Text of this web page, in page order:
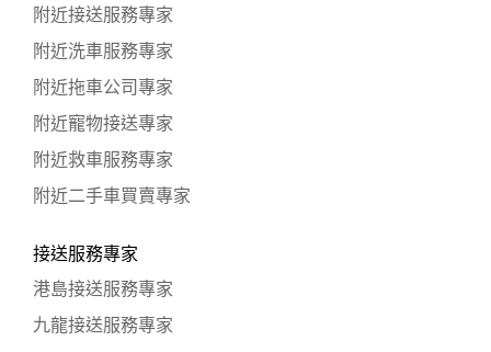
附近接送服務專家
附近洗車服務專家
附近拖車公司專家
附近寵物接送專家
附近救車服務專家
附近二手車買賣專家
接送服務專家
港島接送服務專家
九龍接送服務專家